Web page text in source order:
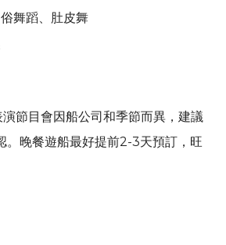
舞蹈、肚皮舞
節目會因船公司和季節而異，建議
。晚餐遊船最好提前2-3天預訂，旺